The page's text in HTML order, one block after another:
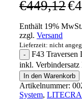
€449,12€
Enthält 19% MwSt.
zzgl. Versand
Lieferzeit: nicht
F43
inkl. Verbindersatz
In den Warenkorb
Artikelnummer:
System,